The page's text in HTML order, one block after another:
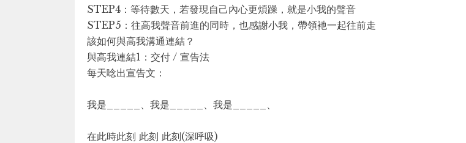
STEP4：等待數天，若發現自己內心更煩躁，就是小我的聲音
STEP5：往高我聲音前進的同時，也感謝小我，帶領衪一起往前走
該如何與高我溝通連結？
與高我連結1：交付 / 宣告法
每天唸出宣告文：
我是_____、我是_____、我是_____、
在此時此刻 此刻 此刻(深呼吸)